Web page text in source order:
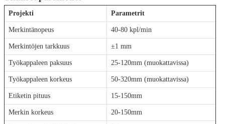
Projekti Parametrit
Merkintänopeus 40-80 kpl/min
Merkintöjen tarkkuus ±1 mm
Työkappaleen paksuus 25-120mm (muokattavissa)
Työkappaleen korkeus 50-320mm (muokattavissa)
Etiketin pituus 15-150mm
Merkin korkeus 20-150mm